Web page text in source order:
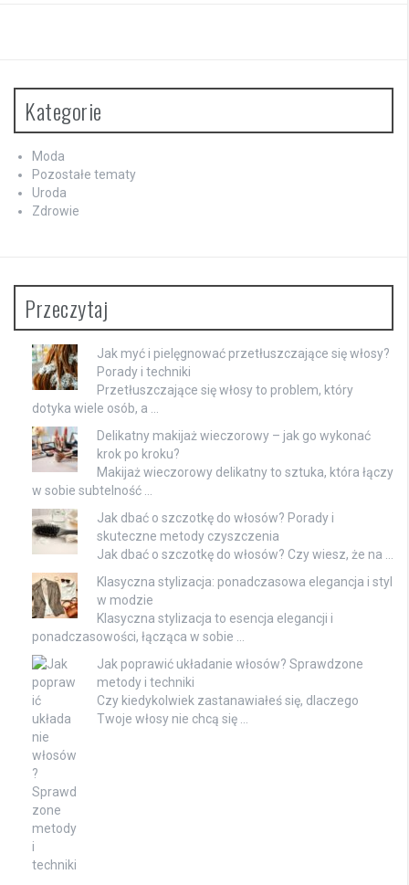
Kategorie
Moda
Pozostałe tematy
Uroda
Zdrowie
Przeczytaj
Jak myć i pielęgnować przetłuszczające się włosy?
Porady i techniki
Przetłuszczające się włosy to problem, który
dotyka wiele osób, a …
Delikatny makijaż wieczorowy – jak go wykonać
krok po kroku?
Makijaż wieczorowy delikatny to sztuka, która łączy
w sobie subtelność …
Jak dbać o szczotkę do włosów? Porady i
skuteczne metody czyszczenia
Jak dbać o szczotkę do włosów? Czy wiesz, że na …
Klasyczna stylizacja: ponadczasowa elegancja i styl
w modzie
Klasyczna stylizacja to esencja elegancji i
ponadczasowości, łącząca w sobie …
Jak poprawić układanie włosów? Sprawdzone
metody i techniki
Czy kiedykolwiek zastanawiałeś się, dlaczego
Twoje włosy nie chcą się …